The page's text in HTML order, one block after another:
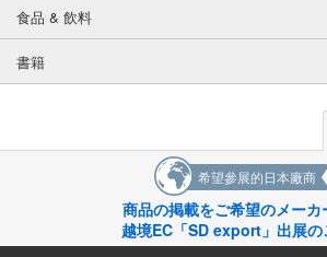
食品 & 飲料
書籍
希望參展的日本廠商
商品の掲載をご希望のメーカ
越境EC「SD export」出展の